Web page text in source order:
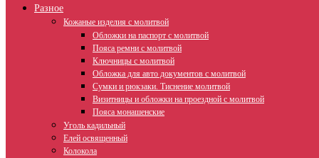
Разное
Кожаные изделия с молитвой
Обложки на паспорт с молитвой
Пояса ремни с молитвой
Ключницы с молитвой
Обложка для авто документов с молитвой
Сумки и рюкзаки. Тиснение молитвой
Визитницы и обложки на проездной с молитвой
Пояса монашенские
Уголь кадильный
Елей освященный
Колокола